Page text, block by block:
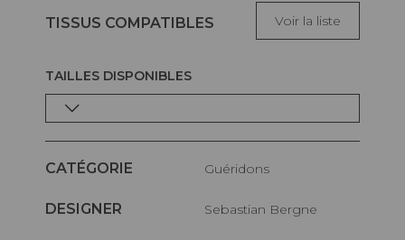
TISSUS COMPATIBLES Voir la liste
TAILLES DISPONIBLES
CATÉGORIE Guéridons
DESIGNER Sebastian Bergne